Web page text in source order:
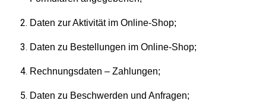
Daten zur Aktivität im Online-Shop;
Daten zu Bestellungen im Online-Shop;
Rechnungsdaten – Zahlungen;
Daten zu Beschwerden und Anfragen;